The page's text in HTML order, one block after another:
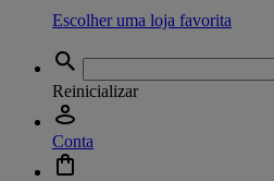
Escolher uma loja favorita
Reinicializar
Conta